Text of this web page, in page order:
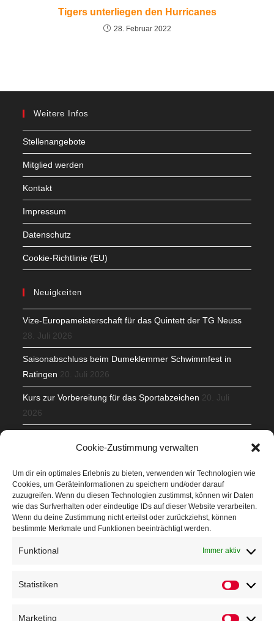
Cookie-Zustimmung verwalten
Um dir ein optimales Erlebnis zu bieten, verwenden wir Technologien wie
Cookies, um Geräteinformationen zu speichern und/oder darauf
zuzugreifen. Wenn du diesen Technologien zustimmst, können wir Daten
wie das Surfverhalten oder eindeutige IDs auf dieser Website verarbeiten.
Wenn du deine Zustimmung nicht erteilst oder zurückziehst, können
bestimmte Merkmale und Funktionen beeinträchtigt werden.
Funktional Immer aktiv
Statistiken
Marketing
Tigers unterliegen den Hurricanes
28. Februar 2022
Weitere Infos
Stellenangebote
Mitglied werden
Kontakt
Impressum
Datenschutz
Cookie-Richtlinie (EU)
Neuigkeiten
Vize-Europameisterschaft für das Quintett der TG Neuss
28. Juli 2026
Saisonabschluss beim Dumeklemmer Schwimmfest in
Ratingen 20. Juli 2026
Kurs zur Vorbereitung für das Sportabzeichen 20. Juli
2026
Veranstaltungen
Höffner Run
Kindersportfest